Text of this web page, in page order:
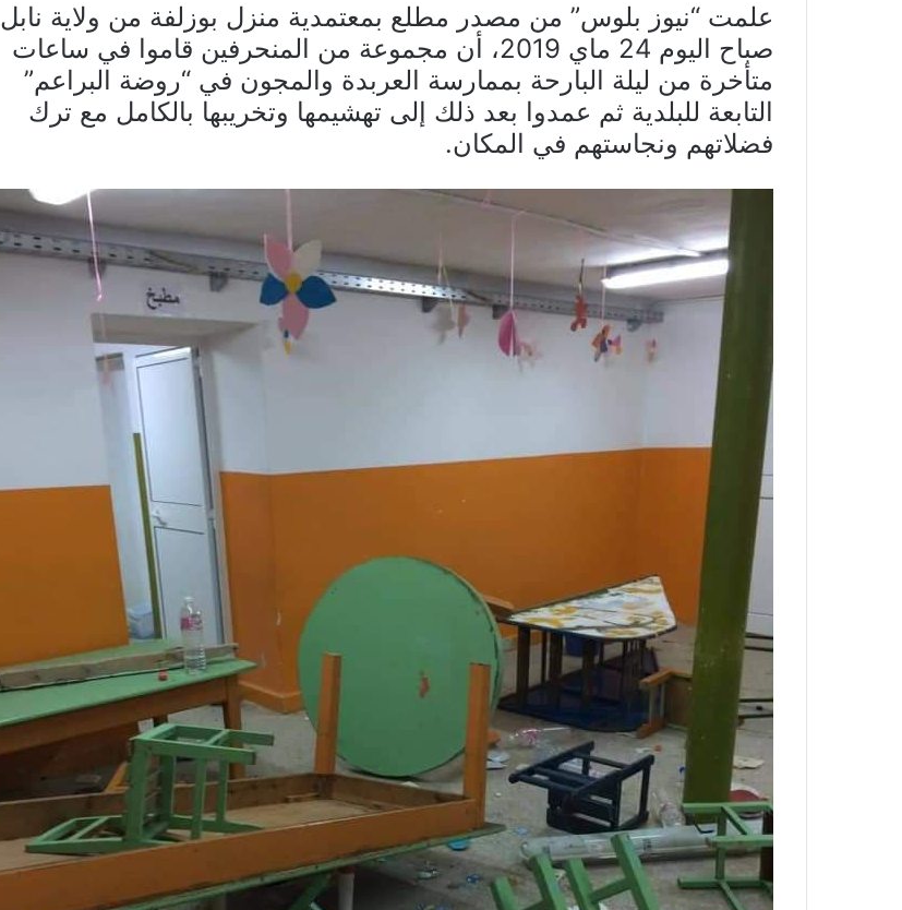
علمت “نيوز بلوس” من مصدر مطلع بمعتمدية منزل بوزلفة من ولاية نابل
صباح اليوم 24 ماي 2019، أن مجموعة من المنحرفين قاموا في ساعات
متأخرة من ليلة البارحة بممارسة العربدة والمجون في “روضة البراعم”
التابعة للبلدية ثم عمدوا بعد ذلك إلى تهشيمها وتخريبها بالكامل مع ترك
فضلاتهم ونجاستهم في المكان.